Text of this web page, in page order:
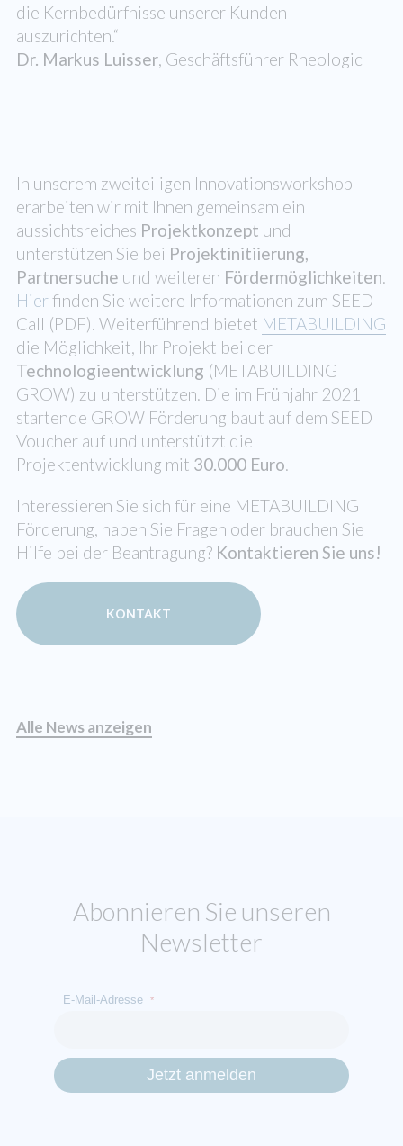
die Kernbedürfnisse unserer Kunden
auszurichten.“
Dr. Markus Luisser, Geschäftsführer Rheologic
In unserem zweiteiligen Innovationsworkshop
erarbeiten wir mit Ihnen gemeinsam ein
aussichtsreiches Projektkonzept und
unterstützen Sie bei Projektinitiierung,
Partnersuche und weiteren Fördermöglichkeiten.
Hierfinden Sie weitere Informationen zum SEED-
Call (PDF). Weiterführend bietet METABUILDING
die Möglichkeit, Ihr Projekt bei der
Technologieentwicklung (METABUILDING
GROW) zu unterstützen. Die im Frühjahr 2021
startende GROW Förderung baut auf dem SEED
Voucher auf und unterstützt die
Projektentwicklung mit 30.000 Euro.
Interessieren Sie sich für eine METABUILDING
Förderung, haben Sie Fragen oder brauchen Sie
Hilfe bei der Beantragung? Kontaktieren Sie uns!
KONTAKT
Alle News anzeigen
Abonnieren Sie unseren
Newsletter
E-Mail-Adresse *